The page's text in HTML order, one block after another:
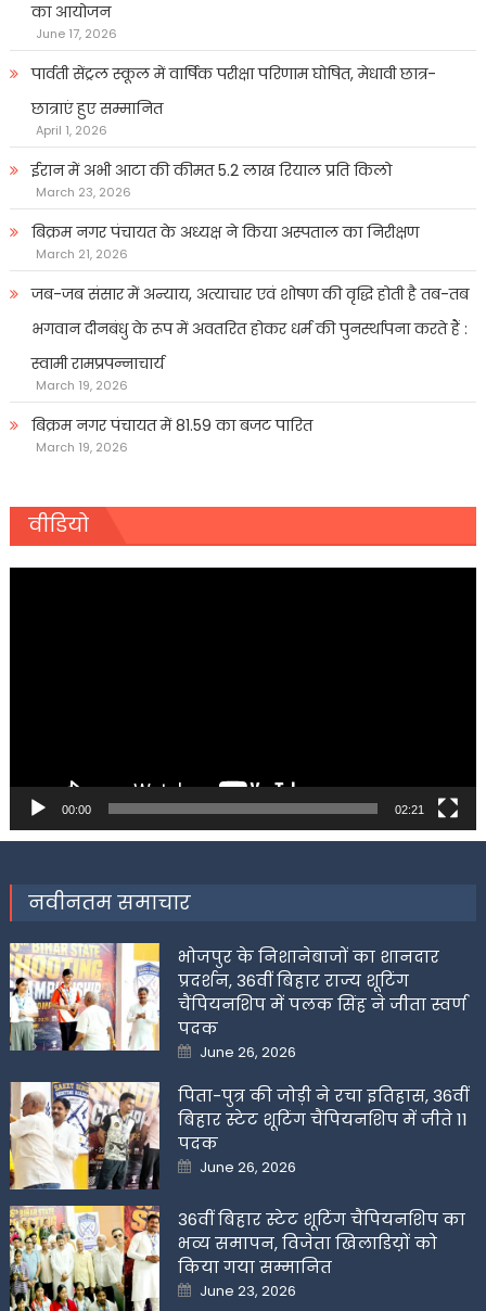
का आयोजन
June 17, 2026
पार्वती सेंट्रल स्कूल में वार्षिक परीक्षा परिणाम घोषित, मेधावी छात्र-
छात्राएं हुए सम्मानित
April 1, 2026
ईरान में अभी आटा की कीमत 5.2 लाख रियाल प्रति किलो
March 23, 2026
बिक्रम नगर पंचायत के अध्यक्ष ने किया अस्पताल का निरीक्षण
March 21, 2026
जब-जब संसार में अन्याय, अत्याचार एवं शोषण की वृद्धि होती है तब-तब
भगवान दीनबंधु के रूप में अवतरित होकर धर्म की पुनर्स्थापना करते हैं :
स्वामी रामप्रपन्नाचार्य
March 19, 2026
बिक्रम नगर पंचायत में 81.59 का बजट पारित
March 19, 2026
वीडियो
00:00 02:21
नवीनतम समाचार
भोजपुर के निशानेबाजों का शानदार
प्रदर्शन, 36वीं बिहार राज्य शूटिंग
चैंपियनशिप में पलक सिंह ने जीता स्वर्ण
पदक
Posted
on
June 26, 2026
पिता-पुत्र की जोड़ी ने रचा इतिहास, 36वीं
बिहार स्टेट शूटिंग चैंपियनशिप में जीते 11
पदक
Posted
on
June 26, 2026
36वीं बिहार स्टेट शूटिंग चैंपियनशिप का
भव्य समापन, विजेता खिलाडिय़ों को
किया गया सम्मानित
Posted
on
June 23, 2026